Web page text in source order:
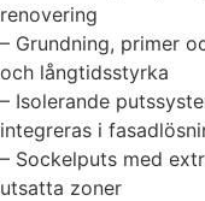
renovering
– Grundning, primer
och långtidsstyrka
– Isolerande
integreras i
– Sockelputs med
utsatta zoner